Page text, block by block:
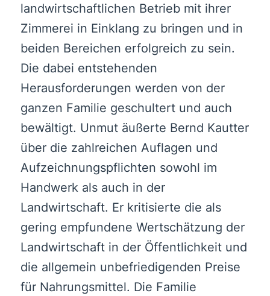
landwirtschaftlichen Betrieb mit ihrer
Zimmerei in Einklang zu bringen und in
beiden Bereichen erfolgreich zu sein.
Die dabei entstehenden
Herausforderungen werden von der
ganzen Familie geschultert und auch
bewältigt. Unmut äußerte Bernd Kautter
über die zahlreichen Auflagen und
Aufzeichnungspflichten sowohl im
Handwerk als auch in der
Landwirtschaft. Er kritisierte die als
gering empfundene Wertschätzung der
Landwirtschaft in der Öffentlichkeit und
die allgemein unbefriedigenden Preise
für Nahrungsmittel. Die Familie